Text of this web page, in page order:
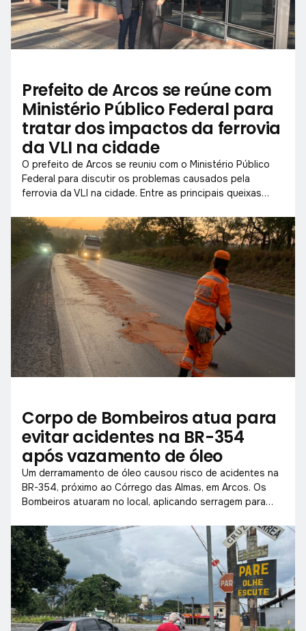
Prefeito de Arcos se reúne com
Ministério Público Federal para
tratar dos impactos da ferrovia
da VLI na cidade
O prefeito de Arcos se reuniu com o Ministério Público
Federal para discutir os problemas causados pela
ferrovia da VLI na cidade. Entre as principais queixas
riscos à segurança da população.
Corpo de Bombeiros atua para
evitar acidentes na BR-354
após vazamento de óleo
Um derramamento de óleo causou risco de acidentes na
BR-354, próximo ao Córrego das Almas, em Arcos. Os
Bombeiros atuaram no local, aplicando serragem para